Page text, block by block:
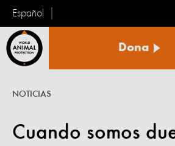
Español
Animal
Dona
Cuando somos
NOTICIAS